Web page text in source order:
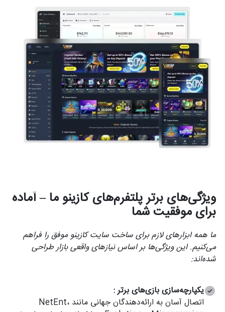
ویژگی‌های برتر پلتفرم‌های کازینو ما – آماده
برای موفقیت شما
ما همه ابزارهای لازم برای ساخت سایت کازینو موفق را فراهم
می‌کنیم. این ویژگی‌ها بر اساس نیازهای واقعی بازار طراحی
شده‌اند:
یکپارچه‌سازی بازی‌های برتر :
اتصال آسان به ارائه‌دهندگان جهانی مانند NetEnt،